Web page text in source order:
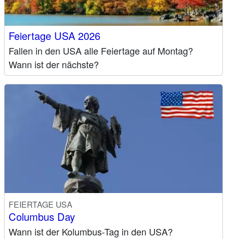
Feiertage USA 2026
Fallen in den USA alle Feiertage auf Montag?
Wann ist der nächste?
FEIERTAGE USA
Columbus Day
Wann ist der Kolumbus-Tag in den USA?